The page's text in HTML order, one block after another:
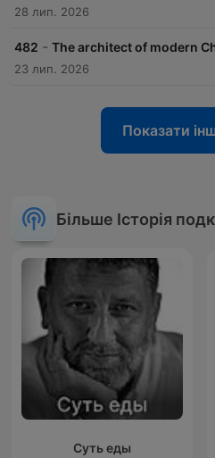
28 лип. 2026
482 - The architect of modern
23 лип. 2026
Показати
Більше Історія
Суть еды